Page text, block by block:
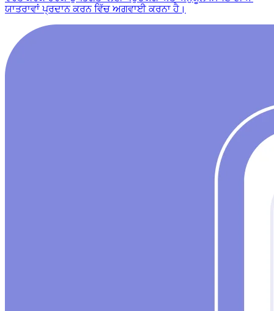
ਯਾਤਰਾਵਾਂ ਪ੍ਰਦਾਨ ਕਰਨ ਵਿੱਚ ਅਗਵਾਈ ਕਰਨਾ ਹੈ।